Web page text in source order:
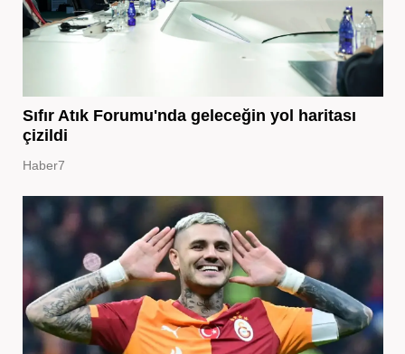
Sıfır Atık Forumu'nda geleceğin yol haritası
çizildi
Haber7